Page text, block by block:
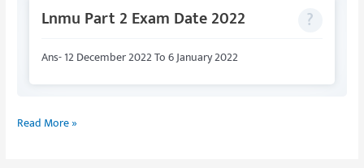
Lnmu Part 2 Exam Date 2022
Ans- 12 December 2022 To 6 January 2022
Read More »